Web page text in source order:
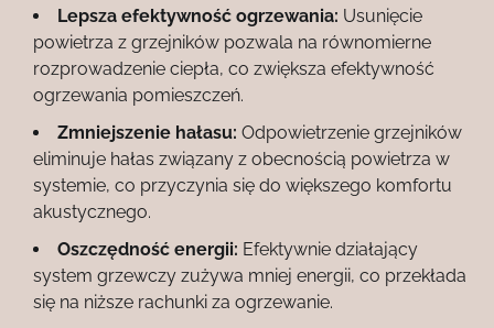
Lepsza efektywność ogrzewania: Usunięcie
powietrza z grzejników pozwala na równomierne
rozprowadzenie ciepła, co zwiększa efektywność
ogrzewania pomieszczeń.
Zmniejszenie hałasu: Odpowietrzenie grzejników
eliminuje hałas związany z obecnością powietrza w
systemie, co przyczynia się do większego komfortu
akustycznego.
Oszczędność energii: Efektywnie działający
system grzewczy zużywa mniej energii, co przekłada
się na niższe rachunki za ogrzewanie.